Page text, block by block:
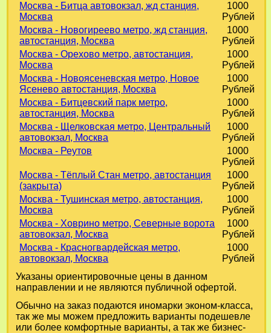
Москва - Битца автовокзал, жд станция,
Москва
1000
Рублей
Москва - Новогиреево метро, жд станция,
автостанция, Москва
1000
Рублей
Москва - Орехово метро, автостанция,
Москва
1000
Рублей
Москва - Новоясеневская метро, Новое
Ясенево автостанция, Москва
1000
Рублей
Москва - Битцевский парк метро,
автостанция, Москва
1000
Рублей
Москва - Щелковская метро, Центральный
автовокзал, Москва
1000
Рублей
Москва - Реутов
1000
Рублей
Москва - Тёплый Стан метро, автостанция
(закрыта)
1000
Рублей
Москва - Тушинская метро, автостанция,
Москва
1000
Рублей
Москва - Ховрино метро, Северные ворота
автовокзал, Москва
1000
Рублей
Москва - Красногвардейская метро,
автовокзал, Москва
1000
Рублей
Указаны ориентировочные цены в данном
направлении и не являются публичной офертой.
Обычно на заказ подаются иномарки эконом-класса,
так же мы можем предложить варианты подешевле
или более комфортные варианты, а так же бизнес-